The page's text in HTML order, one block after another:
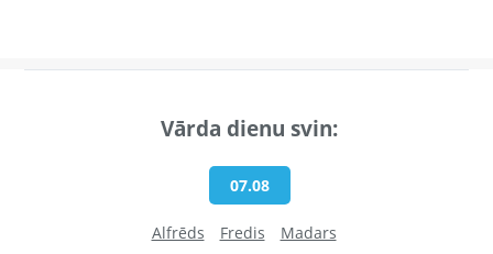
Vārda dienu svin:
07.08
Alfrēds Fredis Madars